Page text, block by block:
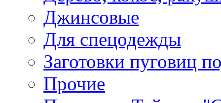
Джинсовые
Для спецодежды
Заготовки пуговиц
Прочие